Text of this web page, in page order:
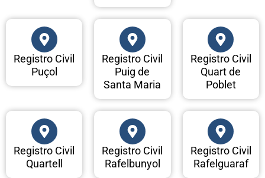
Registro Civil
Puçol
Registro Civil
Puig de
Santa Maria
Registro Civil
Quart de
Poblet
Registro Civil
Quartell
Registro Civil
Rafelbunyol
Registro Civil
Rafelguaraf